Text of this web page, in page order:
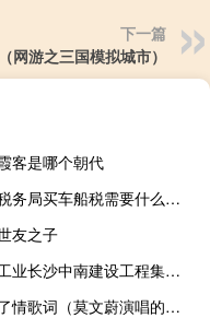
下一篇
网游之三国模拟城市）
客是哪个朝代
去税务局买车船税需要什么资料（交车船税需要什么资料）
友之子
核工业长沙中南建设工程集团公司(关于核工业长沙中南建设工程集团公司的简介)
未了情歌词（莫文蔚演唱的未了情歌词）